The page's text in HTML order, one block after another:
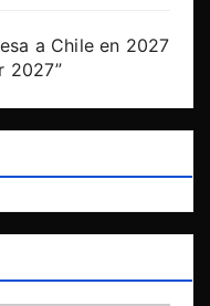
a Chile en 2027
2027”